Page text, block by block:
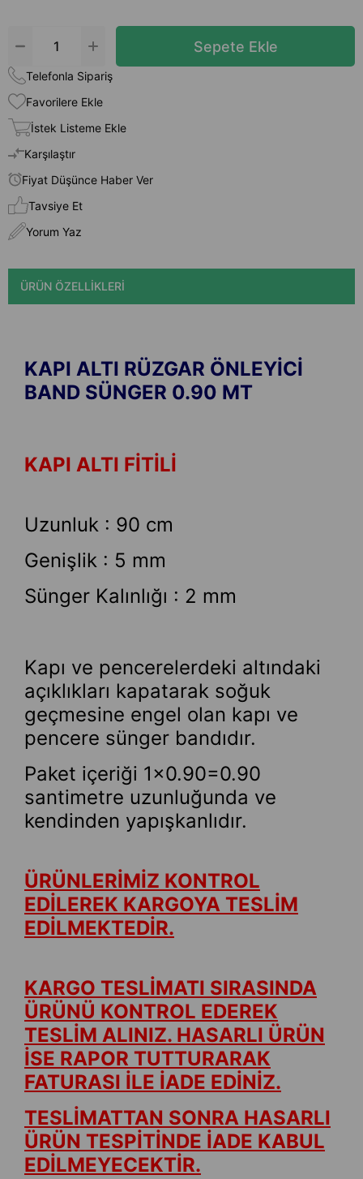
Telefonla Sipariş
Favorilere Ekle
İstek Listeme Ekle
Karşılaştır
Fiyat Düşünce Haber Ver
Tavsiye Et
Yorum Yaz
ÜRÜN ÖZELLIKLERI
KAPI ALTI RÜZGAR ÖNLEYİCİ
BAND SÜNGER 0.90 MT
KAPI ALTI FİTİLİ
Uzunluk : 90 cm
Genişlik : 5 mm
Sünger Kalınlığı : 2 mm
Kapı ve pencerelerdeki altındaki
açıklıkları kapatarak soğuk
geçmesine engel olan kapı ve
pencere sünger bandıdır.
Paket içeriği 1x0.90=0.90
santimetre uzunluğunda ve
kendinden yapışkanlıdır.
ÜRÜNLERİMİZ KONTROL
EDİLEREK KARGOYA TESLİM
EDİLMEKTEDİR.
KARGO TESLİMATI SIRASINDA
ÜRÜNÜ KONTROL EDEREK
TESLİM ALINIZ. HASARLI ÜRÜN
İSE RAPOR TUTTURARAK
FATURASI İLE İADE EDİNİZ.
TESLİMATTAN SONRA HASARLI
ÜRÜN TESPİTİNDE İADE KABUL
EDİLMEYECEKTİR.